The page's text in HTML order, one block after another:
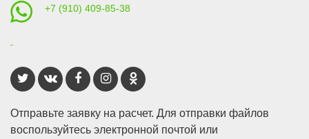
+7 (910) 409-85-38
Отправьте заявку на расчет. Для отправки файлов
воспользуйтесь электронной почтой или